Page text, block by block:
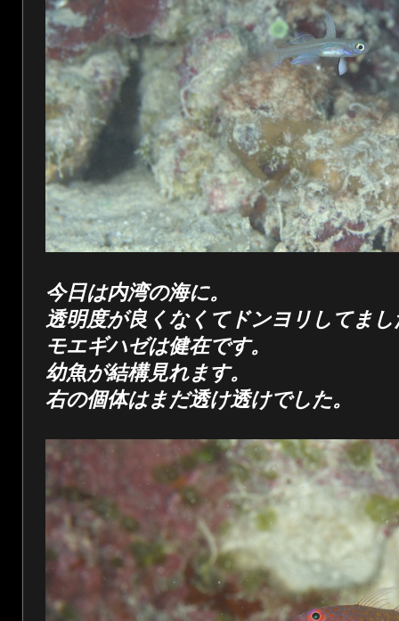
今日は内湾の海に。
透明度が良くなくてドンヨリしてまし
モエギハゼは健在です。
幼魚が結構見れます。
右の個体はまだ透け透けでした。